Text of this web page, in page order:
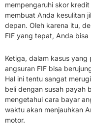
mempengaruhi skor
membuat Anda kesulitan
depan. Oleh karena itu,
FIF yang tepat, Anda
Ketiga, dalam kasus
angsuran FIF bisa
Hal ini tentu sangat
beli dengan susah payah
mengetahui cara bayar
waktu akan menjauhkan
motor.